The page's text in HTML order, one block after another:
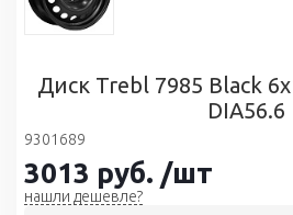
Диск Trebl 7985 Black
DIA56.6
9301689
3013 руб. /шт
нашли дешевле?